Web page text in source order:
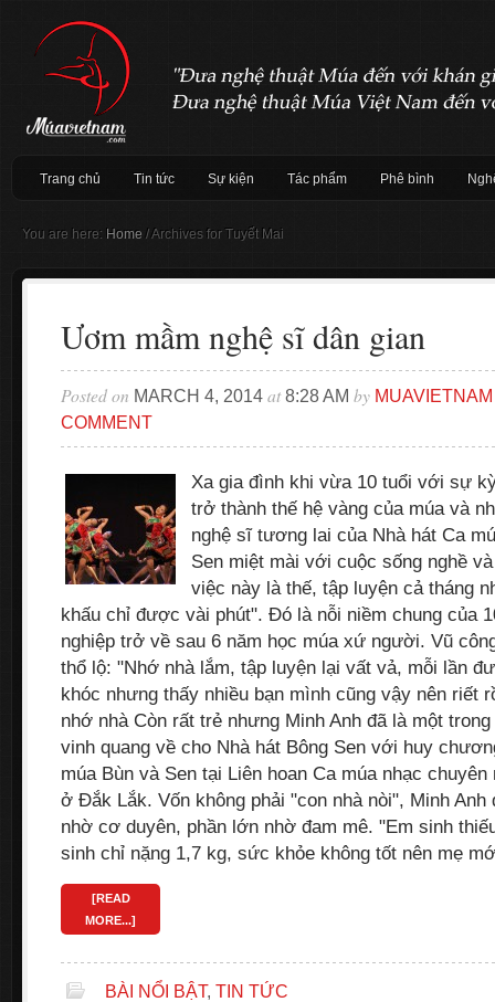
Trang chủ Tin tức Sự kiện Tác phẩm Phê bình
You are here: Home /Archives for Tuyết Mai
Ươm mầm nghệ sĩ dân gian
Posted on MARCH 4, 2014 at8:28 AM by MUAVIETNAM
COMMENT
Xa gia đình khi vừa 10 tuổi với sự
trở thành thế hệ vàng của múa và
nghệ sĩ tương lai của Nhà hát Ca
Sen miệt mài với cuộc sống nghề
việc này là thế, tập luyện cả tháng
khấu chỉ được vài phút". Đó là nỗi niềm chung của
nghiệp trở về sau 6 năm học múa xứ người. Vũ
thổ lộ: "Nhớ nhà lắm, tập luyện lại vất vả, mỗi lần
khóc nhưng thấy nhiều bạn mình cũng vậy nên riết
nhớ nhà Còn rất trẻ nhưng Minh Anh đã là một
vinh quang về cho Nhà hát Bông Sen với huy
múa Bùn và Sen tại Liên hoan Ca múa nhạc chuyên
ở Đắk Lắk. Vốn không phải "con nhà nòi", Minh Anh
nhờ cơ duyên, phần lớn nhờ đam mê. "Em sinh
sinh chỉ nặng 1,7 kg, sức khỏe không tốt nên mẹ
[READ
MORE...]
BÀI NỔI BẬT, TIN TỨC